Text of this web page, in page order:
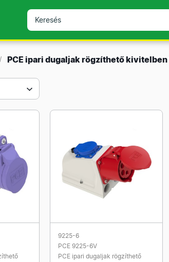
PCE ipari dugaljak rögzíthető kivitelben
9225-6
PCE 9225-6V
PCE ipari dugaljak rögzíthető